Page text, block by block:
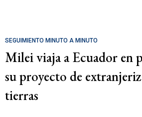
SEGUIMIENTO MINUTO A MINUTO
Milei viaja a Ecuador en
su proyecto de
tierras